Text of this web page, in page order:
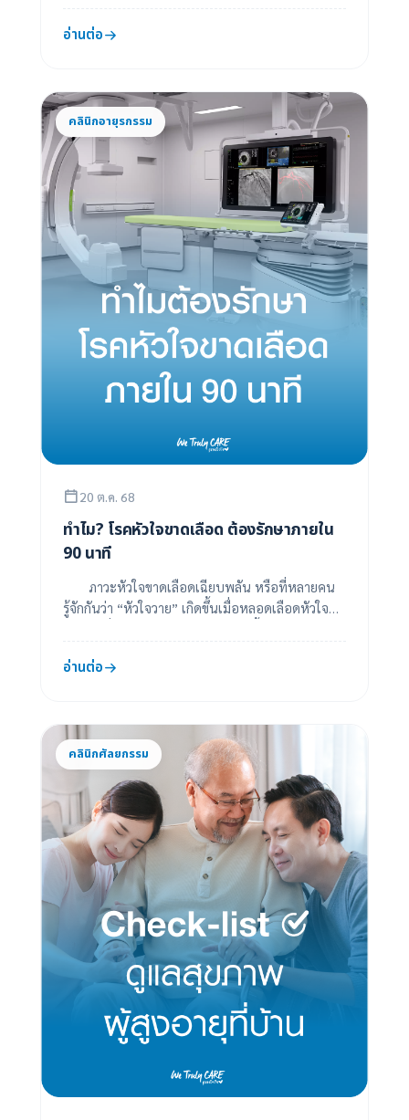
อ่านต่อ
คลินิกอายุรกรรม
20 ต.ค. 68
ทำไม? โรคหัวใจขาดเลือด ต้องรักษาภายใน
90 นาที
ภาวะหัวใจขาดเลือดเฉียบพลัน หรือที่หลายคน
รู้จักกันว่า “หัวใจวาย” เกิดขึ้นเมื่อหลอดเลือดหัวใจที่
อ่านต่อ
คลินิกศัลยกรรม